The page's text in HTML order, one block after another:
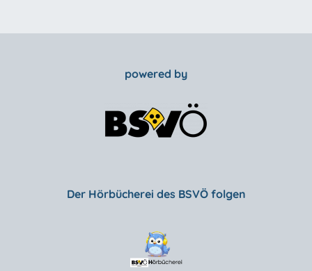
powered by
Der Hörbücherei des BSVÖ folgen